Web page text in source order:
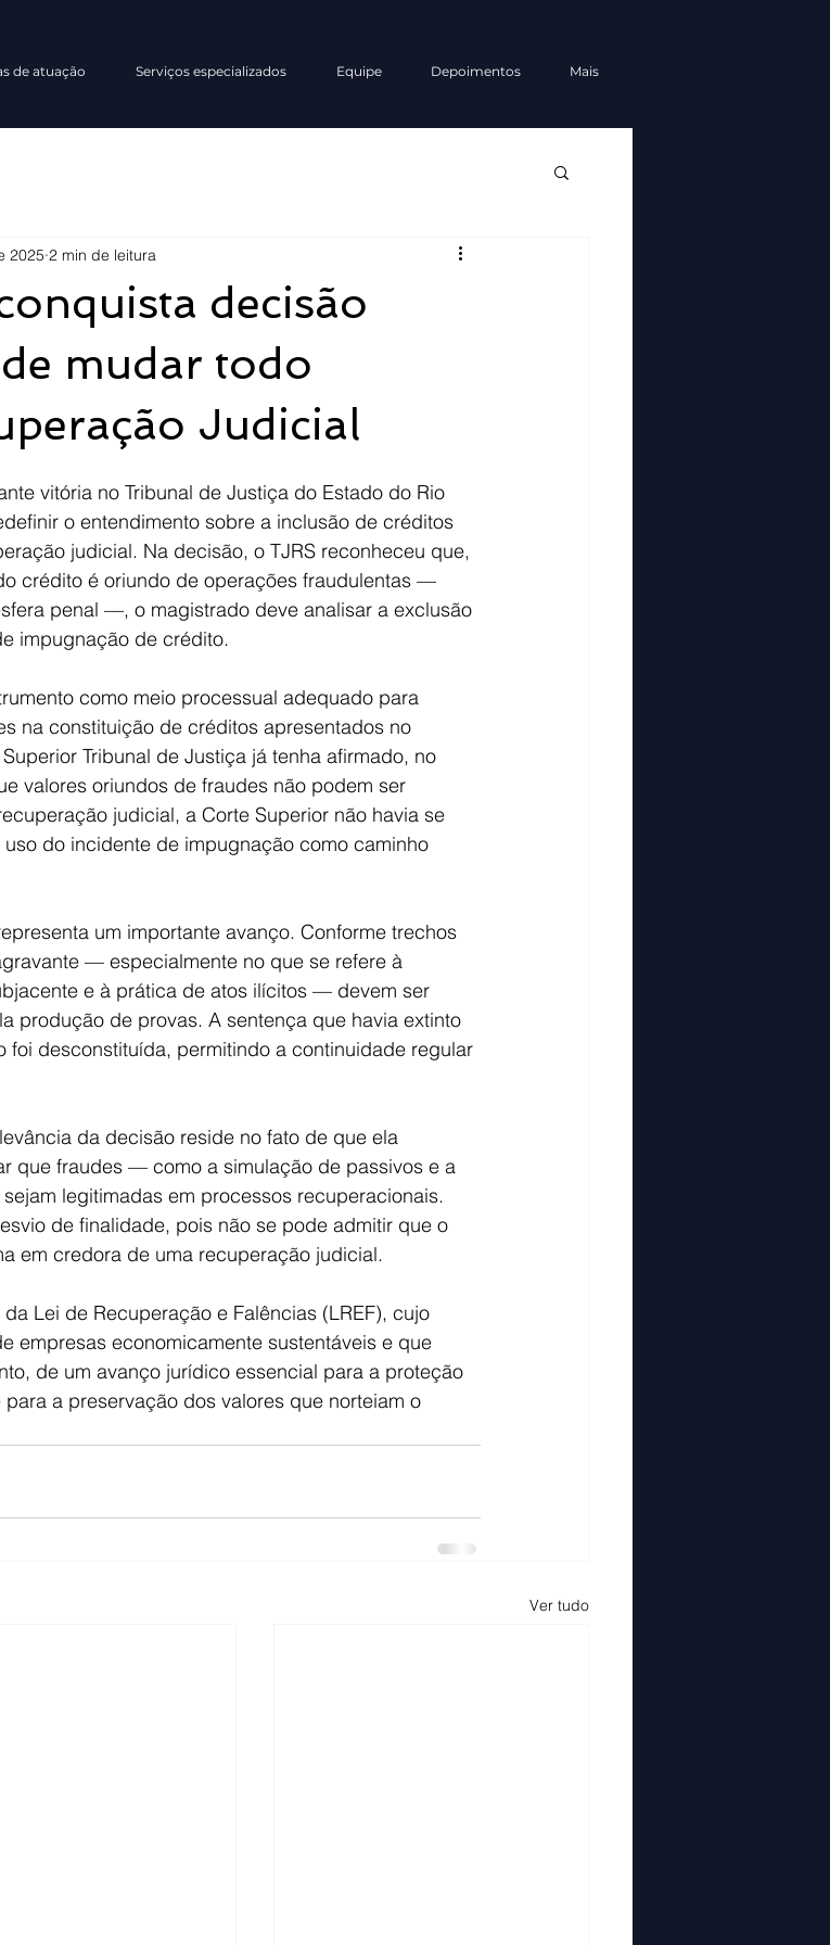
de atuação Serviços especializados Equipe Depoimentos Mais
decisão
mudar todo
Judicial
2025 2 min de leitura
vitória no Tribunal de Justiça do Estado do Rio
o entendimento sobre a inclusão de créditos
judicial. Na decisão, o TJRS reconheceu que,
crédito é oriundo de operações fraudulentas —
penal —, o magistrado deve analisar a exclusão
impugnação de crédito.
como meio processual adequado para
na constituição de créditos apresentados no
Tribunal de Justiça já tenha afirmado, no
valores oriundos de fraudes não podem ser
judicial, a Corte Superior não havia se
do incidente de impugnação como caminho
um importante avanço. Conforme trechos
— especialmente no que se refere à
e à prática de atos ilícitos — devem ser
produção de provas. A sentença que havia extinto
foi desconstituída, permitindo a continuidade regular
da decisão reside no fato de que ela
que fraudes — como a simulação de passivos e a
legitimadas em processos recuperacionais.
de finalidade, pois não se pode admitir que o
em credora de uma recuperação judicial.
Lei de Recuperação e Falências (LREF), cujo
empresas economicamente sustentáveis e que
de um avanço jurídico essencial para a proteção
a preservação dos valores que norteiam o
Ver tudo